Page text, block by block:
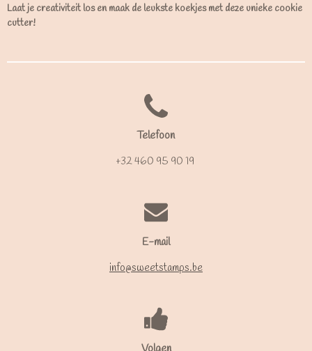
Laat je creativiteit los en maak de leukste koekjes met deze unieke cookie
cutter!
Telefoon
+32 460 95 90 19
E-mail
info@sweetstamps.be